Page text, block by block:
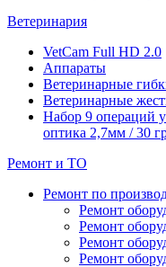
Ветеринария
VetCam Full HD 2.0
Аппараты
Ветеринарные
Ветеринарные
Набор 9 операций
оптика 2,7мм / 30
Ремонт и ТО
Ремонт по
Ремонт
Ремонт
Ремонт
Ремонт